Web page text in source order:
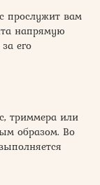
прослужит вам
напрямую
его
триммера или
образом. Во